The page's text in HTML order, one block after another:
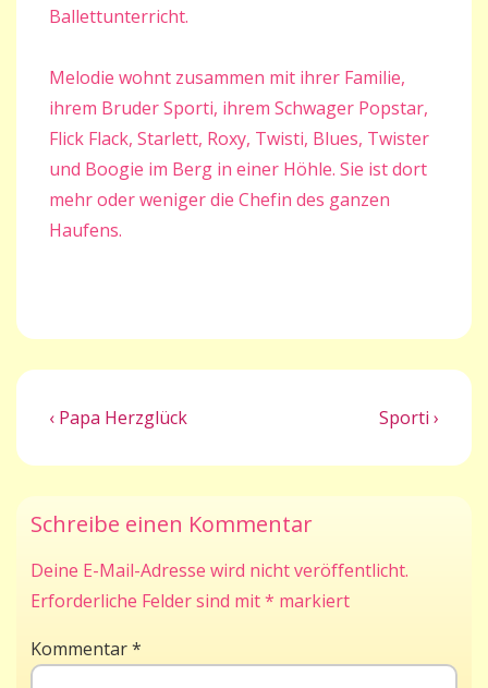
Ballettunterricht.
Melodie wohnt zusammen mit ihrer Familie,
ihrem Bruder Sporti, ihrem Schwager Popstar,
Flick Flack, Starlett, Roxy, Twisti, Blues, Twister
und Boogie im Berg in einer Höhle. Sie ist dort
mehr oder weniger die Chefin des ganzen
Haufens.
Beitragsnavigation
Previous
‹ Papa Herzglück
Next
Sporti ›
Schreibe einen Kommentar
Deine E-Mail-Adresse wird nicht veröffentlicht.
Erforderliche Felder sind mit* markiert
Kommentar*